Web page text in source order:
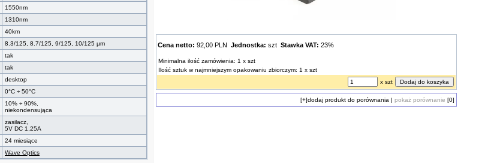
1550nm
1310nm
40km
8.3/125, 8.7/125, 9/125, 10/125 µm
tak
tak
desktop
0°C ÷ 50°C
10% ÷ 90%,
niekondensująca
zasilacz,
5V DC 1,25A
24 miesiące
Wave Optics
Cena netto: 92,00 PLN Jednostka: szt Stawka VAT: 23%
Minimalna ilość zamówienia: 1 x szt
Ilość sztuk w najmniejszym opakowaniu zbiorczym: 1 x szt
x szt
[+]dodaj produkt do porównania | pokaż porównanie [0]